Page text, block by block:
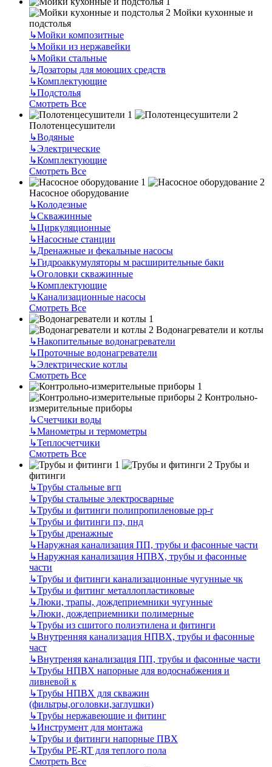
Мойки кухонные и
подстолья
↳Мойки композитные
↳Мойки из нержавейки
↳Мойки стальные
↳Дозаторы для моющих средств
↳Комплектующие
↳Подстолья
Смотреть Все
Полотенцесушители
↳Водяные
↳Электрические
↳Комплектующие
Смотреть Все
Насосное оборудование
↳Колодезные
↳Скважинные
↳Циркуляционные
↳Насосные станции
↳Дренажные и фекальные насосы
↳Гидроаккумуляторы м расширительные баки
↳Оголовки скважинные
↳Комплектующие
↳Канализационные насосы
Смотреть Все
Водонагреватели и котлы
↳Накопительные водонагреватели
↳Проточные водонагреватели
↳Электрические котлы
Смотреть Все
Контрольно-
измерительные приборы
↳Счетчики воды
↳Манометры и термометры
↳Теплосчетчики
Смотреть Все
Трубы и
фитинги
↳Трубы стальные вгп
↳Трубы стальные электросварные
↳Трубы и фитинги полипропиленовые pp-r
↳Трубы и фитинги пэ, пнд
↳Трубы дренажные
↳Наружная канализация ПП, трубы и фасонные части
↳Наружная канализация НПВХ, трубы и фасонные
части
↳Трубы и фитинги канализационные чугунные чк
↳Трубы и фитинг металлопластиковые
↳Люки, трапы, дождеприемники чугунные
↳Люки, дождеприемники полимерные
↳Трубы из сшитого полиэтилена и фитинги
↳Внутренняя канализация НПВХ, трубы и фасонные
част
↳Внутреняя канализация ПП, трубы и фасонные части
↳Трубы НПВХ напорные для водоснабжения и
ливневой к
↳Трубы НПВХ для скважин
(фильтры,оголовки,заглушки)
↳Трубы нержавеющие и фитинг
↳Инструмент для монтажа
↳Трубы и фитинги напорные ПВХ
↳Трубы PE-RT для теплого пола
Смотреть Все